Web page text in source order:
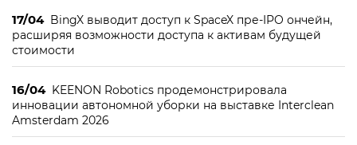
17/04 BingX выводит доступ к SpaceX пре-IPO ончейн,
расширяя возможности доступа к активам будущей
стоимости
16/04 KEENON Robotics продемонстрировала
инновации автономной уборки на выставке Interclean
Amsterdam 2026